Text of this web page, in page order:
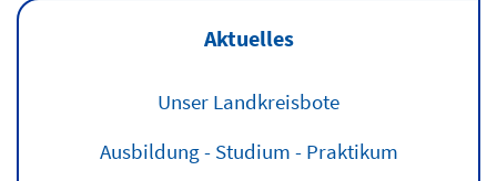
Aktuelles
Unser Landkreisbote
Ausbildung - Studium - Praktikum